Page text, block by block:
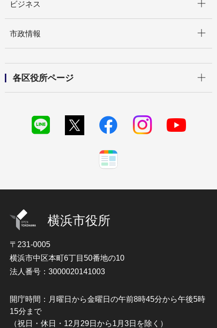
ビジネス
市政情報
各区役所ページ
横浜市役所
〒231-0005
横浜市中区本町6丁目50番地の10
法人番号：3000020141003
開庁時間：月曜日から金曜日の午前8時45分から午後5時
15分まで
（祝日・休日・12月29日から1月3日を除く）